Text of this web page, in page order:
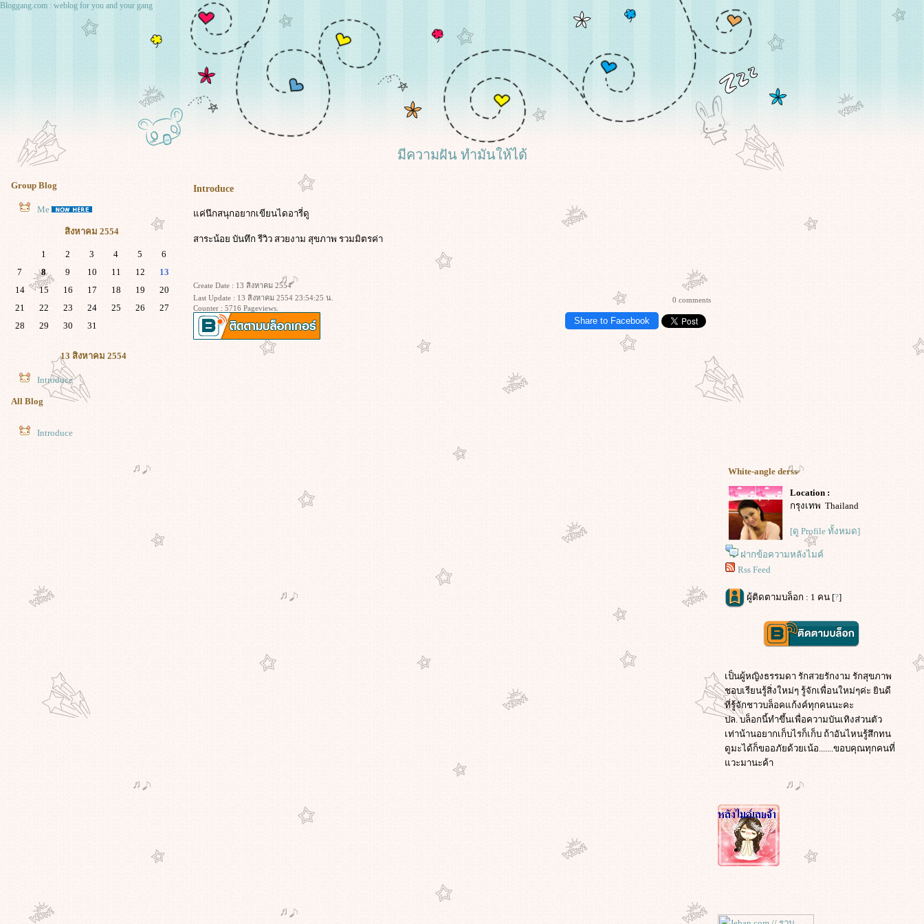
Bloggang.com : weblog for you and your gang
มีความฝัน ทำมันให้ได้
Group Blog
Me
สิงหาคม 2554
1 2 3 4 5
6
7
8 9 10 11 12
13
14
15 16 17 18 19
20
21
22 23 24 25 26
27
28
29 30 31
13 สิงหาคม 2554
Introduce
All Blog
Introduce
Introduce
ค่นึกสนุกอยากเขียนไดอารี่ดู
สาระน้อย บันทึก รีวิว สวยงาม สุขภาพ รวมมิตรค่า
Create Date : 13 สิงหาคม 2554
Last Update : 13 สิงหาคม 2554 23:54:25 น.
Counter : 5716 Pageviews.
0 comments
Share to Facebook
White-angle derss
Location :
กรุงเทพ Thailand
[ดู Profile ทั้งหมด]
ฝากข้อความหลังไมค์
Rss Feed
ผู้ติดตามบล็อก : 1 คน [?]
เป็นผู้หญิงธรรมดา รักสวยรักงาม รักสุขภาพ
ชอบเรียนรู้สิ่งใหม่ๆ รู้จักเพื่อนใหม่ๆค่ะ ยินดี
ที่รู้จักชาวบล็อคแก้งค์ทุกคนนะคะ
ปล. บล็อกนี้ทำขึ้นเพื่อความบันเทิงส่วนตัว
เท่าน้านอยากเก็บไรก็เก็บ ถ้าอันไหนรู้สึกทน
ดูมะได้ก็ขออภัยด้วยเน้อ.......ขอบคุณทุกคนที่
วะมานะค้า